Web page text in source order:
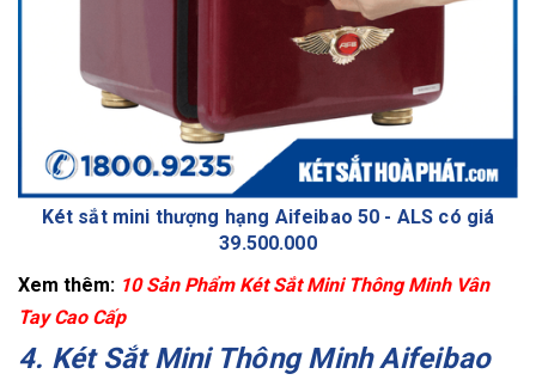
Két sắt mini thượng hạng Aifeibao 50 - ALS có giá
39.500.000
Xem thêm: 10 Sản Phẩm Két Sắt Mini Thông Minh Vân
Tay Cao Cấp
4. Két Sắt Mini Thông Minh Aifeibao